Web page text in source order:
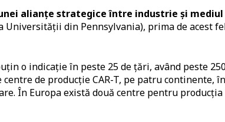
alianțe strategice între industrie și mediul
Universității din Pennsylvania), prima de acest
o indicație în peste 25 de țări, având peste
de producție CAR-T, pe patru continente,
În Europa există două centre pentru